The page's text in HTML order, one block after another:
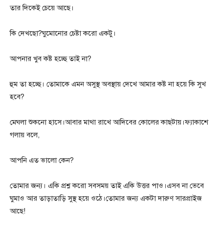
তার দিকেই চেয়ে আছে।
কি দেখছো?ঘুমোনোর চেষ্টা করো একটু।
আপনার খুব কষ্ট হচ্ছে তাই না?
হুম তা হচ্ছে। তোমাকে এমন অসুস্থ অবস্থায় দেখে আমার কষ্ট না হয়ে কি সুখ
হবে?
মেঘলা শুকনো হাসে।আবার মাথা রাখে আদিবের কোলের কাছটায়।ফ্যাকাশে
গলায় বলে,
আপনি এত ভালো কেন?
তোমার জন্য। একি প্রশ্ন করো সবসময় তাই একি উত্তর পাও।এসব না ভেবে
ঘুমাও আর তাড়াতাড়ি সুস্থ হয়ে ওঠে।তোমার জন্য একটা দারুণ সারপ্রাইজ
আছে!